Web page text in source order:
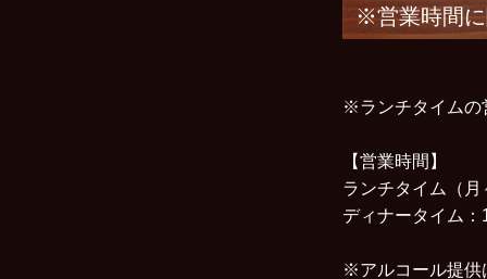
※営業時間
※ランチタイムの
【営業時間】
ランチタイム（
ディナータイム
※アルコール提供